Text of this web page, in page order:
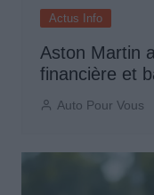
Actus Info
Aston Martin
financière et
Auto Pour Vous